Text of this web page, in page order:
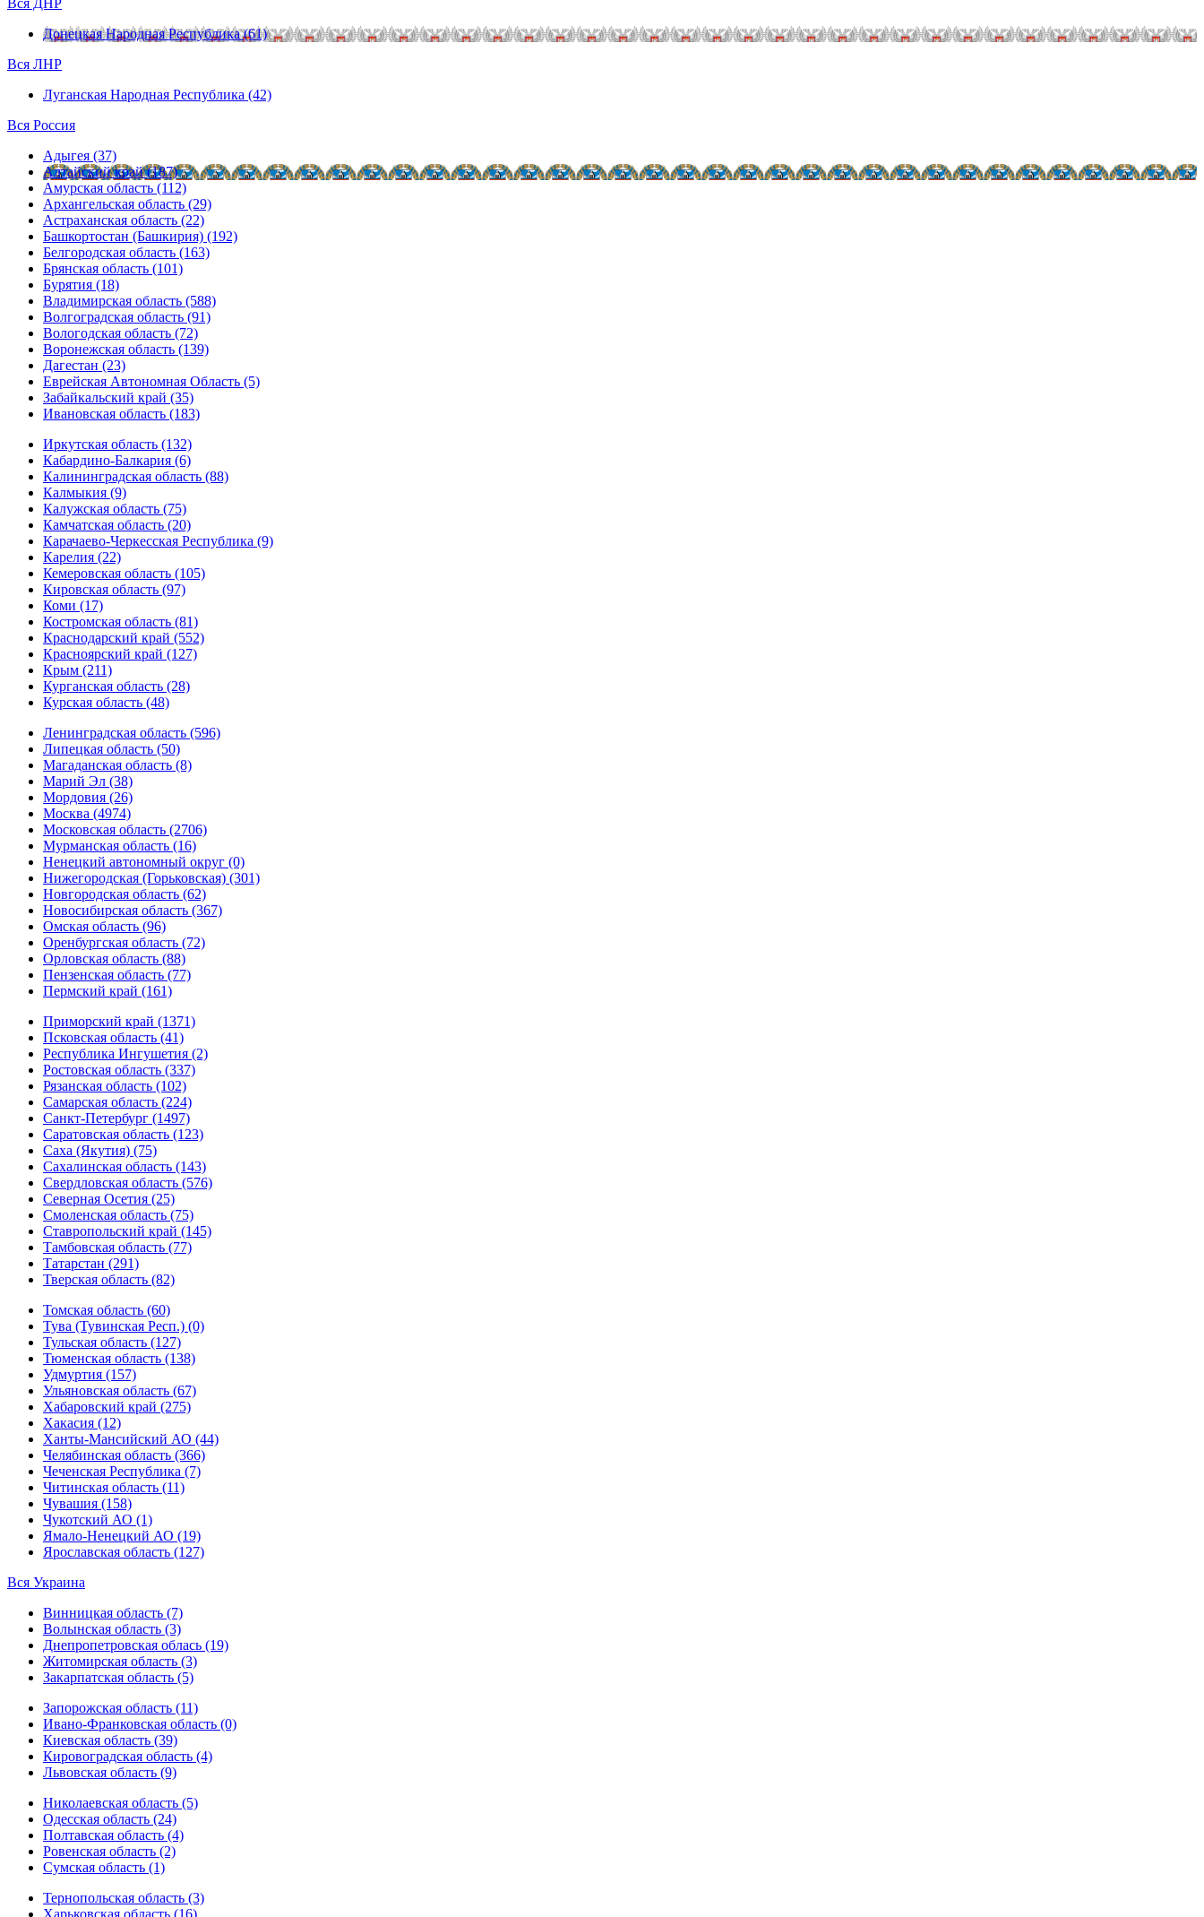
Вся ДНР
Донецкая Народная Республика (61)
Вся ЛНР
Луганская Народная Республика (42)
Вся Россия
Адыгея (37)
Алтайский край (187)
Амурская область (112)
Архангельская область (29)
Астраханская область (22)
Башкортостан (Башкирия) (192)
Белгородская область (163)
Брянская область (101)
Бурятия (18)
Владимирская область (588)
Волгоградская область (91)
Вологодская область (72)
Воронежская область (139)
Дагестан (23)
Еврейская Автономная Область (5)
Забайкальский край (35)
Ивановская область (183)
Иркутская область (132)
Кабардино-Балкария (6)
Калининградская область (88)
Калмыкия (9)
Калужская область (75)
Камчатская область (20)
Карачаево-Черкесская Республика (9)
Карелия (22)
Кемеровская область (105)
Кировская область (97)
Коми (17)
Костромская область (81)
Краснодарский край (552)
Красноярский край (127)
Крым (211)
Курганская область (28)
Курская область (48)
Ленинградская область (596)
Липецкая область (50)
Магаданская область (8)
Марий Эл (38)
Мордовия (26)
Москва (4974)
Московская область (2706)
Мурманская область (16)
Ненецкий автономный округ (0)
Нижегородская (Горьковская) (301)
Новгородская область (62)
Новосибирская область (367)
Омская область (96)
Оренбургская область (72)
Орловская область (88)
Пензенская область (77)
Пермский край (161)
Приморский край (1371)
Псковская область (41)
Республика Ингушетия (2)
Ростовская область (337)
Рязанская область (102)
Самарская область (224)
Санкт-Петербург (1497)
Саратовская область (123)
Саха (Якутия) (75)
Сахалинская область (143)
Свердловская область (576)
Северная Осетия (25)
Смоленская область (75)
Ставропольский край (145)
Тамбовская область (77)
Татарстан (291)
Тверская область (82)
Томская область (60)
Тува (Тувинская Респ.) (0)
Тульская область (127)
Тюменская область (138)
Удмуртия (157)
Ульяновская область (67)
Хабаровский край (275)
Хакасия (12)
Ханты-Мансийский АО (44)
Челябинская область (366)
Чеченская Республика (7)
Читинская область (11)
Чувашия (158)
Чукотский АО (1)
Ямало-Ненецкий АО (19)
Ярославская область (127)
Вся Украина
Винницкая область (7)
Волынская область (3)
Днепропетровская облась (19)
Житомирская область (3)
Закарпатская область (5)
Запорожская область (11)
Ивано-Франковская область (0)
Киевская область (39)
Кировоградская область (4)
Львовская область (9)
Николаевская область (5)
Одесская область (24)
Полтавская область (4)
Ровенская область (2)
Сумская область (1)
Тернопольская область (3)
Харьковская область (16)